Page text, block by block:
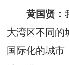
黄国贤：
大湾区不同的
国际化的城市